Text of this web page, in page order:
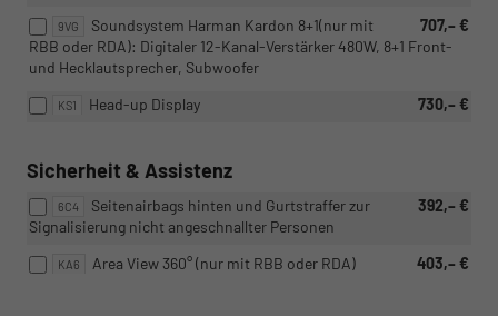
9VG 707,– €
Soundsystem Harman Kardon 8+1(nur mit
RBB oder RDA): Digitaler 12-Kanal-Verstärker 480W, 8+1 Front-
und Hecklautsprecher, Subwoofer
KS1 730,– €
Head-up Display
Sicherheit & Assistenz
6C4 392,– €
Seitenairbags hinten und Gurtstraffer zur
Signalisierung nicht angeschnallter Personen
KA6 403,– €
Area View 360° (nur mit RBB oder RDA)